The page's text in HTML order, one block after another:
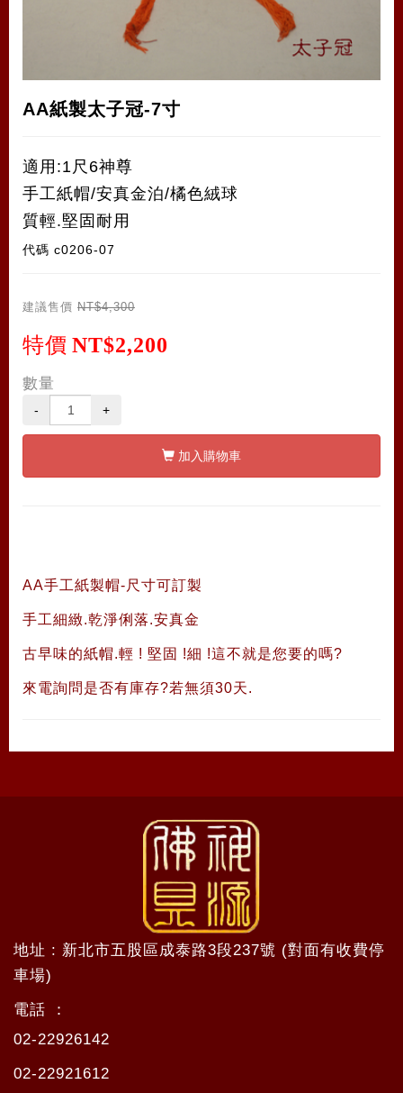
AA紙製太子冠-7寸
適用:1尺6神尊
手工紙帽/安真金泊/橘色絨球
質輕.堅固耐用
代碼 c0206-07
建議售價 NT$4,300
特價 NT$2,200
數量
- +
加入購物車
AA手工紙製帽-尺寸可訂製
手工細緻.乾淨俐落.安真金
古早味的紙帽.輕 ! 堅固 !細 !這不就是您要的嗎?
來電詢問是否有庫存?若無須30天.
地址 : 新北市五股區成泰路3段237號 (對面有收費停
車場)
電話 ：
02-22926142
02-22921612